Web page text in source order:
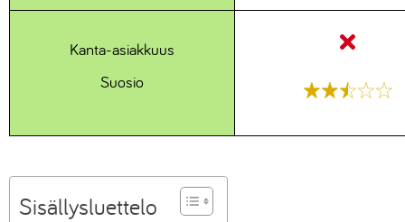
Kanta-asiakkuus
Suosio
Sisällysluettelo